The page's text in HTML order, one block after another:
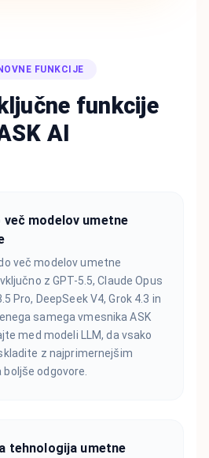
FUNKCIJE
funkcije
AI
več modelov umetne
več modelov umetne
z GPT-5.5, Claude Opus
Pro, DeepSeek V4, Grok 4.3 in
enega samega vmesnika ASK
med modeli LLM, da vsako
z najprimernejšim
odgovore.
tehnologija umetne